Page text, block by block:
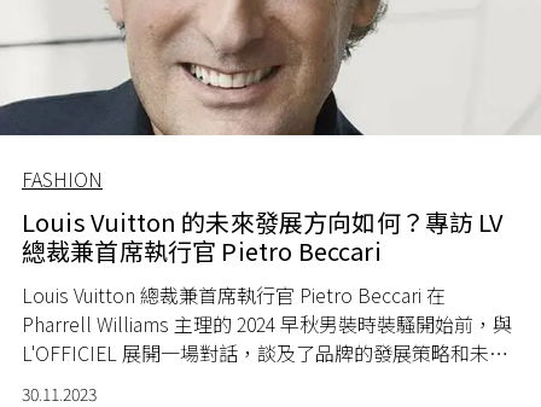
FASHION
Louis Vuitton 的未來發展方向如何？專訪 LV
總裁兼首席執行官 Pietro Beccari
Louis Vuitton 總裁兼首席執行官 Pietro Beccari 在
Pharrell Williams 主理的 2024 早秋男裝時裝騷開始前，與
L'OFFICIEL 展開一場對話，談及了品牌的發展策略和未來
30.11.2023